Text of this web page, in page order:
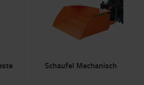
Schaufel Mechanisch